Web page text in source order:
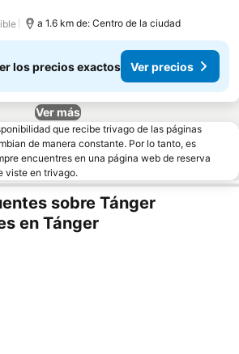
a 1.6 km de: Centro de la ciudad
los precios exactos Ver precios
Ver más
que recibe trivago de las páginas
de manera constante. Por lo tanto, es
encuentres en una página web de reserva
viste en trivago.
sobre Tánger
en Tánger